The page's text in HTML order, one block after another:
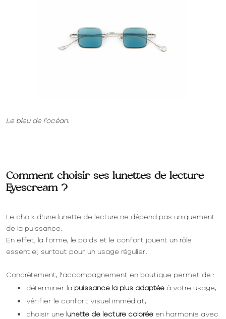
Le bleu de l’océan.
Comment choisir ses lunettes de lecture
Eyescream ?
Le choix d’une lunette de lecture ne dépend pas uniquement
de la puissance.
En effet, la forme, le poids et le confort jouent un rôle
essentiel, surtout pour un usage régulier.
Concrètement, l’accompagnement en boutique permet de :
déterminer la puissance la plus adaptéeà votre usage,
vérifier le confort visuel immédiat,
choisir une lunette de lecture coloréeen harmonie avec